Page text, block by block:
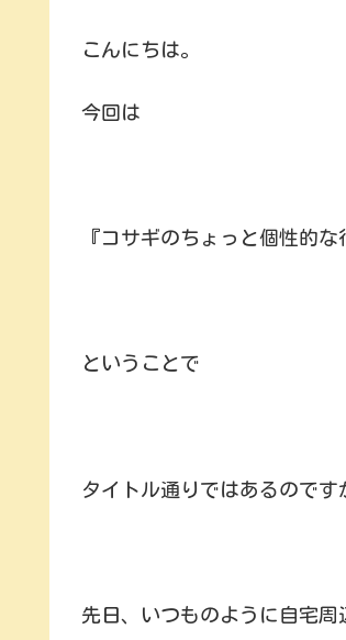
こんにちは。
今回は
『コサギのちょっと個性的
ということで
タイトル通りではあるのです
先日、いつものように自宅